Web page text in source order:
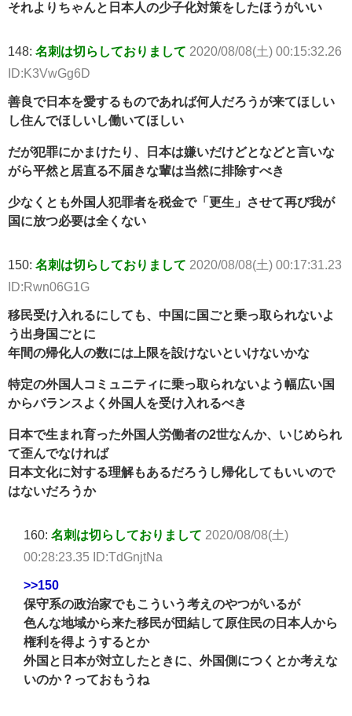
それよりちゃんと日本人の少子化対策をしたほうがいい
148: 名刺は切らしておりまして 2020/08/08(土) 00:15:32.26
ID:K3VwGg6D
善良で日本を愛するものであれば何人だろうが来てほしい
し住んでほしいし働いてほしい
だが犯罪にかまけたり、日本は嫌いだけどとなどと言いな
がら平然と居直る不届きな輩は当然に排除すべき
少なくとも外国人犯罪者を税金で「更生」させて再び我が
国に放つ必要は全くない
150: 名刺は切らしておりまして 2020/08/08(土) 00:17:31.23
ID:Rwn06G1G
移民受け入れるにしても、中国に国ごと乗っ取られないよ
う出身国ごとに
年間の帰化人の数には上限を設けないといけないかな
特定の外国人コミュニティに乗っ取られないよう幅広い国
からバランスよく外国人を受け入れるべき
日本で生まれ育った外国人労働者の2世なんか、いじめられ
て歪んでなければ
日本文化に対する理解もあるだろうし帰化してもいいので
はないだろうか
160: 名刺は切らしておりまして 2020/08/08(土)
00:28:23.35 ID:TdGnjtNa
>>150
保守系の政治家でもこういう考えのやつがいるが
色んな地域から来た移民が団結して原住民の日本人から
権利を得ようするとか
外国と日本が対立したときに、外国側につくとか考えな
いのか？っておもうね